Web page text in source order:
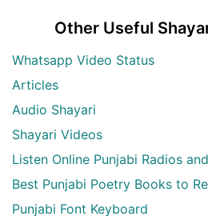
Other Useful
Whatsapp Video Status
Articles
Audio Shayari
Shayari Videos
Listen Online Punjabi Radios
Best Punjabi Poetry Books to
Punjabi Font Keyboard